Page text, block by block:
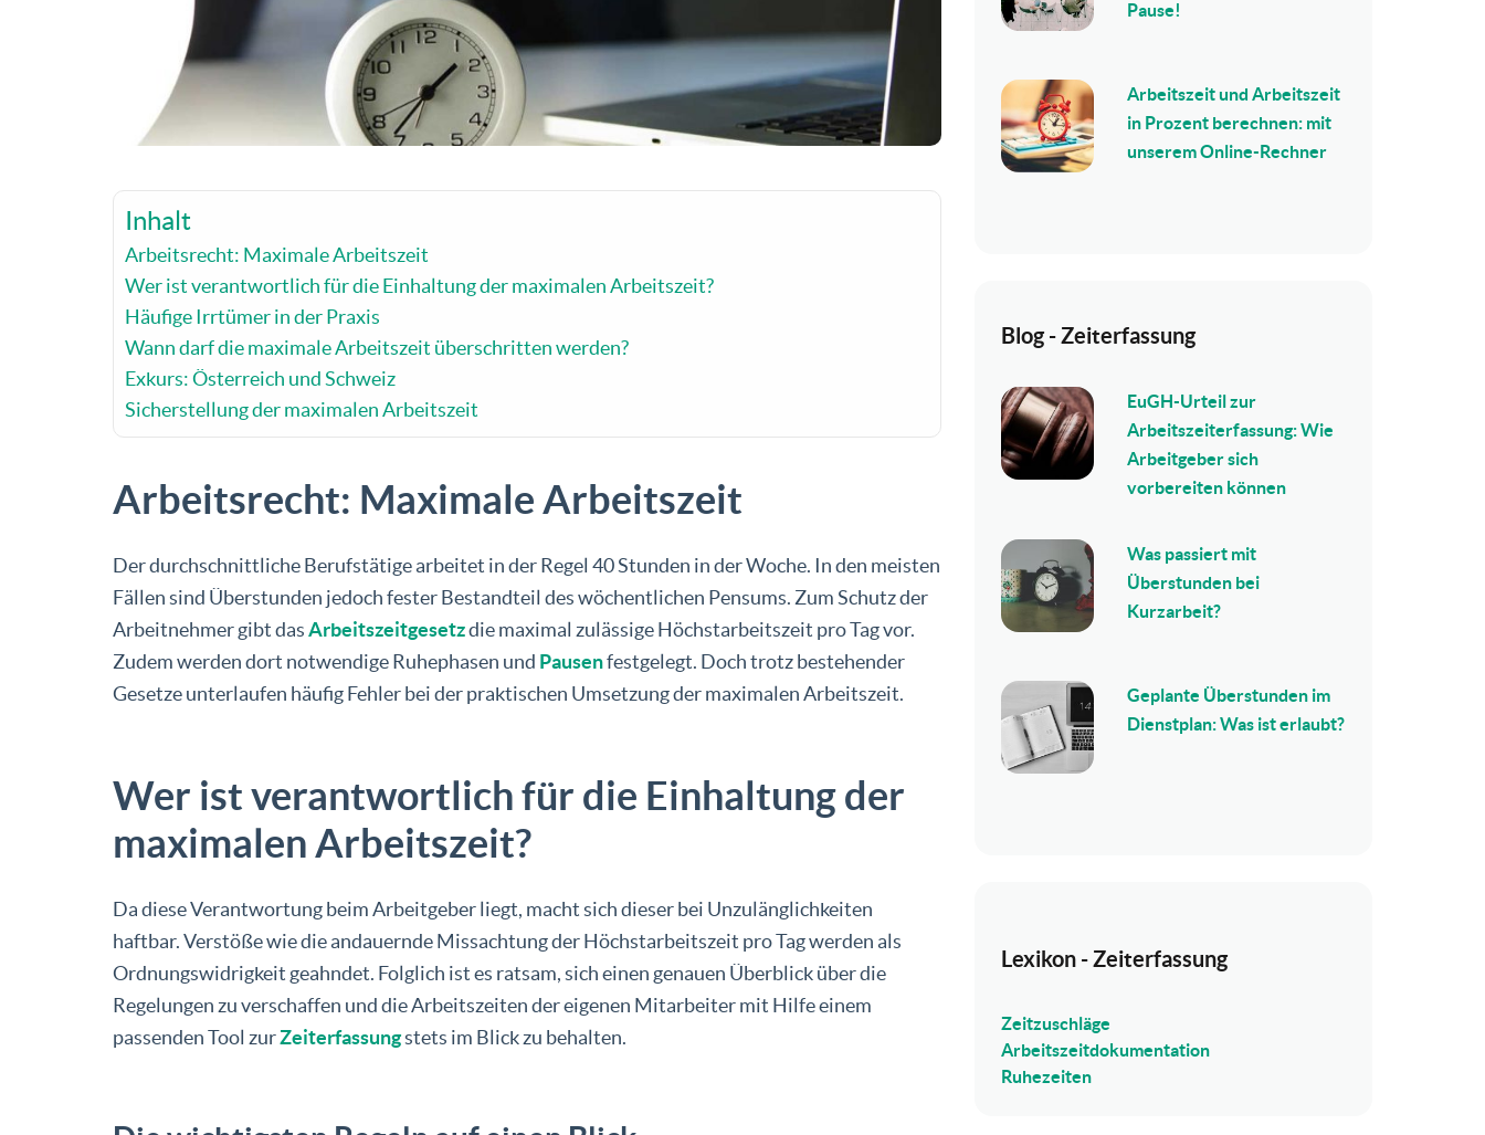
Inhalt
Arbeitsrecht: Maximale Arbeitszeit
Wer ist verantwortlich für die Einhaltung der maximalen Arbeitszeit?
Häufige Irrtümer in der Praxis
Wann darf die maximale Arbeitszeit überschritten werden?
Exkurs: Österreich und Schweiz
Sicherstellung der maximalen Arbeitszeit
Arbeitsrecht: Maximale Arbeitszeit
Der durchschnittliche Berufstätige arbeitet in der Regel 40 Stunden in der Woche. In den meisten
Fällen sind Überstunden jedoch fester Bestandteil des wöchentlichen Pensums. Zum Schutz der
Arbeitnehmer gibt dasArbeitszeitgesetzdie maximal zulässige Höchstarbeitszeit pro Tag vor.
Zudem werden dort notwendige Ruhephasen und Pausenfestgelegt. Doch trotz bestehender
Gesetze unterlaufen häufig Fehler bei der praktischen Umsetzung der maximalen Arbeitszeit.
Wer ist verantwortlich für die Einhaltung der
maximalen Arbeitszeit?
Da diese Verantwortung beim Arbeitgeber liegt, macht sich dieser bei Unzulänglichkeiten
haftbar. Verstöße wie die andauernde Missachtung der Höchstarbeitszeit pro Tag werden als
Ordnungswidrigkeit geahndet. Folglich ist es ratsam, sich einen genauen Überblick über die
Regelungen zu verschaffen und die Arbeitszeiten der eigenen Mitarbeiter mit Hilfe einem
passenden Tool zurZeiterfassungstets im Blick zu behalten.
Pause!
Arbeitszeit und Arbeitszeit
in Prozent berechnen: mit
unserem Online-Rechner
Blog - Zeiterfassung
EuGH-Urteil zur
Arbeitszeiterfassung: Wie
Arbeitgeber sich
vorbereiten können
Was passiert mit
Überstunden bei
Kurzarbeit?
Geplante Überstunden im
Dienstplan: Was ist erlaubt?
Lexikon - Zeiterfassung
Zeitzuschläge
Arbeitszeitdokumentation
Ruhezeiten